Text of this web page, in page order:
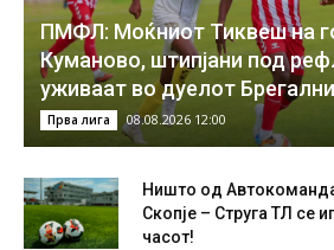
ПМФЛ: Моќниот Тиквеш на
Куманово, штипјани под
уживаат во дуелот
Прва лига 08.08.2026 12:00
Ништо од
Скопје – Струга ТЛ се
часот!